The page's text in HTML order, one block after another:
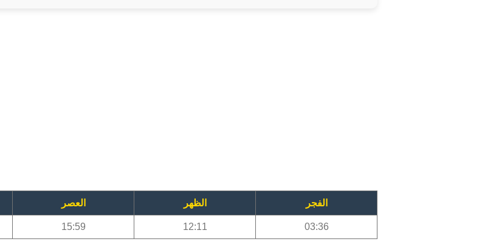
الفجر الظهر العصر
03:36
12:11
15:59